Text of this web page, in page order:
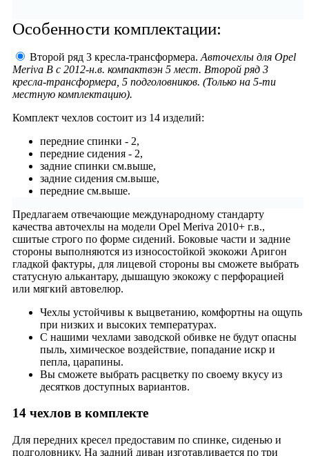
Особенности комплектации:
Второй ряд 3 кресла-трансформера. Авточехлы для Opel
Meriva В с 2012-н.в. компактвэн 5 мест. Второй ряд 3
кресла-трансформера, 5 подголовников. (Только на 5-ти
местную комплектацию).
Комплект чехлов состоит из 14 изделий:
передние спинки - 2,
передние сидения - 2,
задние спинки см.выше,
задние сидения см.выше,
передние см.выше.
Предлагаем отвечающие международному стандарту
качества авточехлы на модели Opel Meriva 2010+ г.в.,
сшитые строго по форме сидений. Боковые части и задние
стороны выполняются из износостойкой экокожи Аригон
гладкой фактуры, для лицевой стороны вы сможете выбрать
статусную алькантару, дышащую экокожу с перфорацией
или мягкий автовелюр.
Чехлы устойчивы к выцветанию, комфортны на ощупь
при низких и высоких температурах.
С нашими чехлами заводской обивке не будут опасны
пыль, химическое воздействие, попадание искр и
пепла, царапины.
Вы сможете выбрать расцветку по своему вкусу из
десятков доступных вариантов.
14 чехлов в комплекте
Для передних кресел предоставим по спинке, сиденью и
подголовнику. На задний диван изготавливается по три